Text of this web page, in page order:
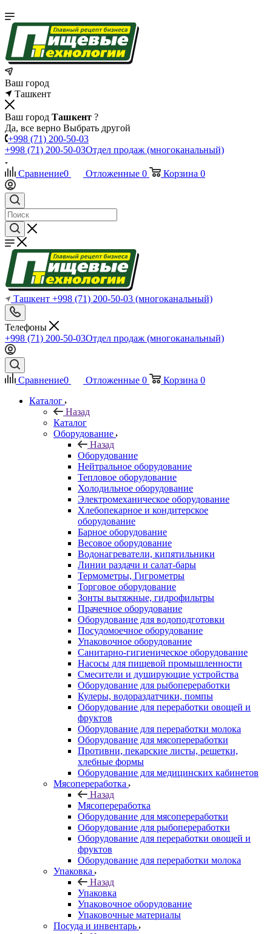
Ваш город
Ташкент
Ваш город Ташкент ?
Да, все верно Выбрать другой
+998 (71) 200-50-03
+998 (71) 200-50-03Отдел продаж (многоканальный)
Сравнение0 Отложенные 0 Корзина 0
Ташкент +998 (71) 200-50-03 (многоканальный)
Телефоны
+998 (71) 200-50-03Отдел продаж (многоканальный)
Сравнение0 Отложенные 0 Корзина 0
Каталог
Назад
Каталог
Оборудование
Назад
Оборудование
Нейтральное оборудование
Тепловое оборудование
Холодильное оборудование
Электромеханическое оборудование
Хлебопекарное и кондитерское
оборудование
Барное оборудование
Весовое оборудование
Водонагреватели, кипятильники
Линии раздачи и салат-бары
Термометры, Гигрометры
Торговое оборудование
Зонты вытяжные, гидрофильтры
Прачечное оборудование
Оборудование для водоподготовки
Посудомоечное оборудование
Упаковочное оборудование
Санитарно-гигиеническое оборудование
Насосы для пищевой промышленности
Смесители и душирующие устройства
Оборудование для рыбопереработки
Кулеры, водораздатчики, помпы
Оборудование для переработки овощей и
фруктов
Оборудование для переработки молока
Оборудование для мясопереработки
Противни, пекарские листы, решетки,
хлебные формы
Оборудование для медицинских кабинетов
Мясопереработка
Назад
Мясопереработка
Оборудование для мясопереработки
Оборудование для рыбопереработки
Оборудование для переработки овощей и
фруктов
Оборудование для переработки молока
Упаковка
Назад
Упаковка
Упаковочное оборудование
Упаковочные материалы
Посуда и инвентарь